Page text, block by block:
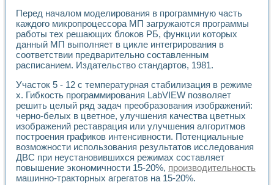
Учебный практикум "Спектральный и корреляционный
Учебный стенд для исследования принципа действия
Оборудование и программное обеспечение учебных
Виртуальный лабораторный практикум для изучения
Управление роботом ТУР-10 средствами LabVIEW
Автоматизированный дистанционный лабораторный
Исследование возможности реставрации одномерных
Использование технологий NATIONAL INSTRUMENTS в
Разработка модификаций алгоритма полигармонической
Учебный стенд для исследования принципа действия
Виртуальная система поддержки принимаемых решений в
Преемственность дисциплин «Моделирование систем» и
Универсальный стенд для исследования электрических
Лабораторные практикумы по информационно-
Перед началом моделирования в программную часть
каждого микропроцессора МП загружаются программы
работы тех решающих блоков РБ, функции которых
данный МП выполняет в цикле интегрирования в
соответствии предварительно составленным
расписанием. Издательство стандартов, 1981.
Участок 5 - 12 с температурная стабилизация в режиме
х. Гибкость программирования LabVIEW позволяет
решить целый ряд задач преобразования изображений:
черно-белых в цветное, улучшения качества цветных
изображений реставрация или улучшения алгоритмов
построения графиков интенсивности. Потенциальные
возможности использования результатов исследования
ДВС при неустановившихся режимах составляет
повышение экономичности 15-20%, производительность
машинно-тракторных агрегатов на 15-20%.